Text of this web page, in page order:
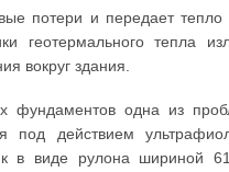
потери и передает
тепла
вокруг здания.
фундаментов одна из
под действием
в виде рулона